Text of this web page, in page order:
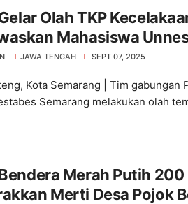
Olah TKP
Mahasiswa
JAWA TENGAH SEPT 07, 2025
Kota Semarang | Tim gabungan
Semarang melakukan olah
Merah Putih
Merti Desa Pojok